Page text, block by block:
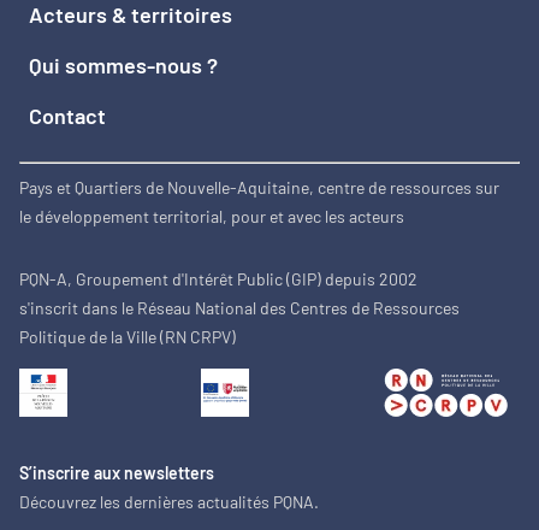
Acteurs & territoires
Qui sommes-nous ?
Contact
Pays et Quartiers de Nouvelle-Aquitaine, centre de ressources sur
le développement territorial, pour et avec les acteurs
PQN-A, Groupement d'Intérêt Public (GIP) depuis 2002
s'inscrit dans le Réseau National des Centres de Ressources
Politique de la Ville (RN CRPV)
S’inscrire aux newsletters
Découvrez les dernières actualités PQNA.